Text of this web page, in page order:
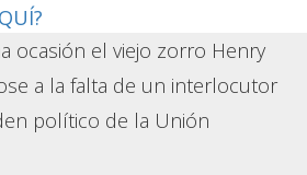
ocasión el viejo zorro Henry
a la falta de un interlocutor
político de la Unión